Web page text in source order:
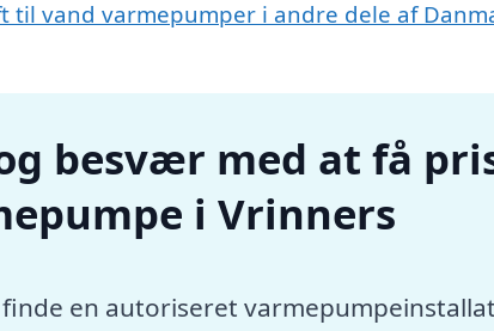
til vand varmepumper i andre dele af
besvær med at få
i Vrinners
en autoriseret